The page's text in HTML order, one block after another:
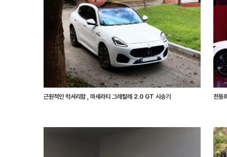
근원적인 럭셔리함 , 마세라티 그레칼레 2.0 GT 시승기 전동